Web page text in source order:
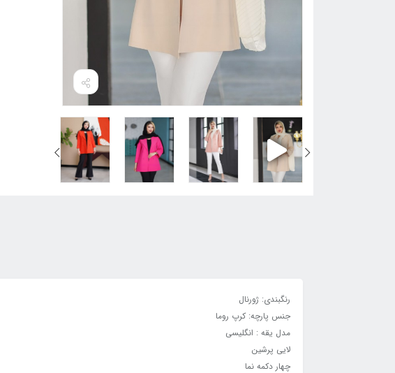
رنگبندی: ژورنال
جنس پارچه: کرپ روما
مدل یقه : انگلیسی
لایی پرشین
چهار دکمه نما